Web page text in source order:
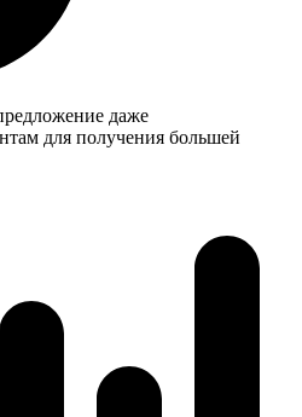
даже
для получения большей